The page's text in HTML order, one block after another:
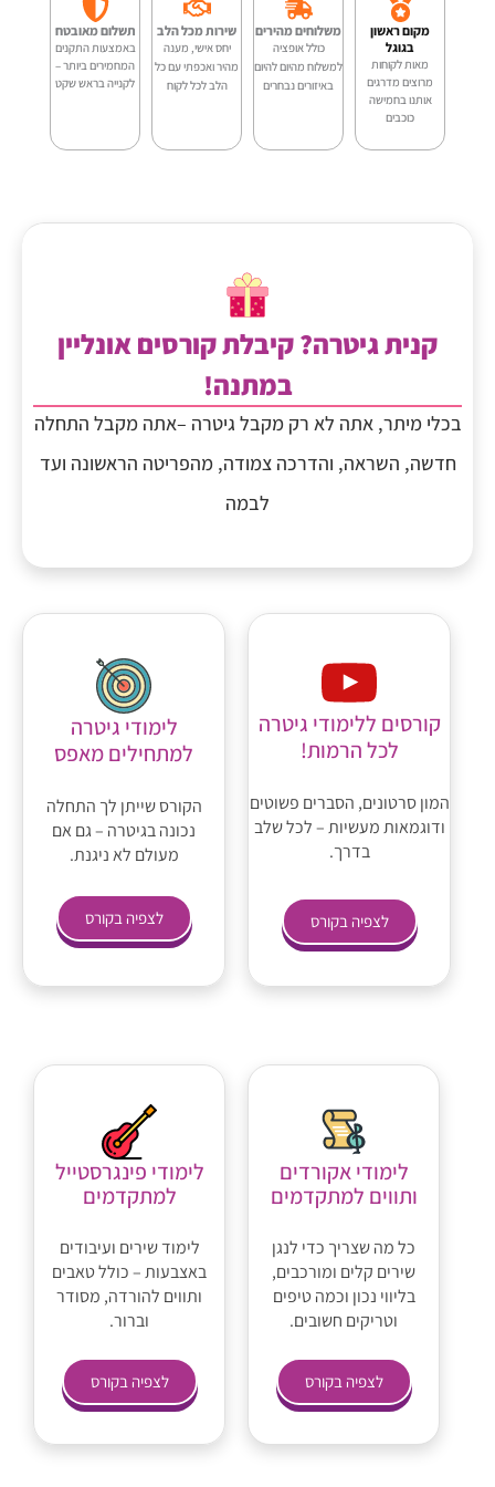
Smiger-
JA210
מקום ראשון
בגוגל
מאות לקוחות
מרוצים מדרגים
אותנו בחמישה
כוכבים
משלוחים מהירים
כולל אופציה
למשלוח מהיום להיום
באיזורים נבחרים
שירות מכל הלב
יחס אישי, מענה
מהיר ואכפתי עם כל
הלב לכל לקוח
תשלום מאובטח
באמצעות התקנים
המחמירים ביותר –
לקנייה בראש שקט
קנית גיטרה? קיבלת קורסים אונליין
במתנה!
בכלי מיתר, אתה לא רק מקבל גיטרה –אתה מקבל התחלה
חדשה, השראה, והדרכה צמודה, מהפריטה הראשונה ועד
לבמה
קורסים ללימודי גיטרה
לכל הרמות!
המון סרטונים, הסברים פשוטים
ודוגמאות מעשיות – לכל שלב
בדרך.
לצפיה בקורס
לימודי גיטרה
למתחילים מאפס
הקורס שייתן לך התחלה
נכונה בגיטרה – גם אם
מעולם לא ניגנת.
לצפיה בקורס
לימודי אקורדים
ותווים למתקדמים
כל מה שצריך כדי לנגן
שירים קלים ומורכבים,
בליווי נכון וכמה טיפים
וטריקים חשובים.
לצפיה בקורס
לימודי פינגרסטייל
למתקדמים
לימוד שירים ועיבודים
באצבעות – כולל טאבים
ותווים להורדה, מסודר
וברור.
לצפיה בקורס